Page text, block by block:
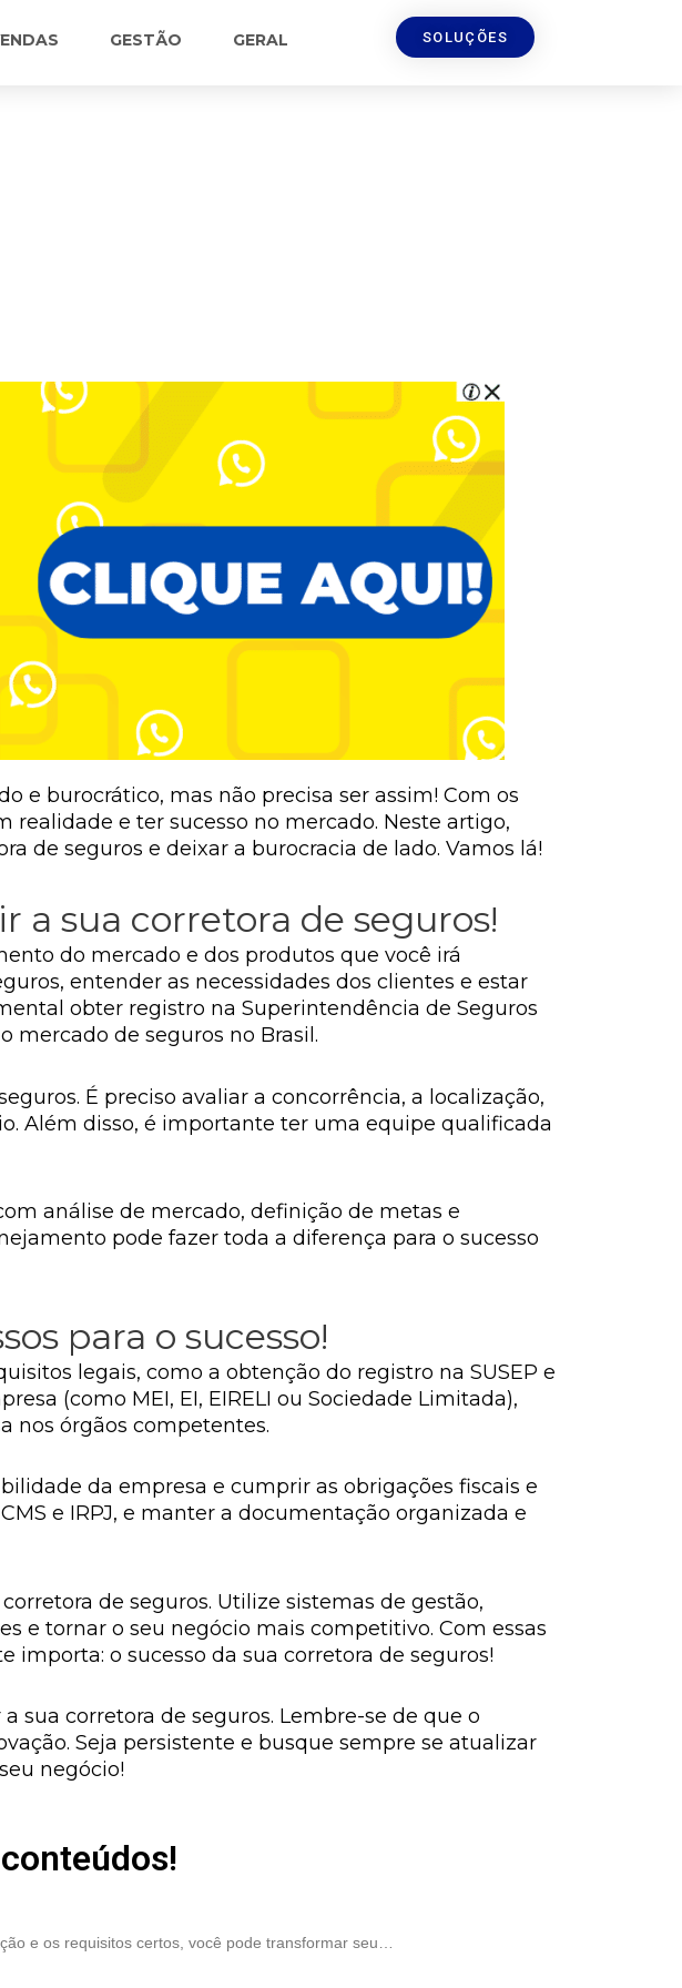
GESTÃO GERAL SOLUÇÕES
e burocrático, mas não precisa ser assim! Com os
realidade e ter sucesso no mercado. Neste artigo,
de seguros e deixar a burocracia de lado. Vamos lá!
a sua corretora de seguros!
do mercado e dos produtos que você irá
entender as necessidades dos clientes e estar
obter registro na Superintendência de Seguros
mercado de seguros no Brasil.
É preciso avaliar a concorrência, a localização,
Além disso, é importante ter uma equipe qualificada
análise de mercado, definição de metas e
pode fazer toda a diferença para o sucesso
para o sucesso!
legais, como a obtenção do registro na SUSEP e
(como MEI, EI, EIRELI ou Sociedade Limitada),
nos órgãos competentes.
da empresa e cumprir as obrigações fiscais e
e IRPJ, e manter a documentação organizada e
de seguros. Utilize sistemas de gestão,
e tornar o seu negócio mais competitivo. Com essas
importa: o sucesso da sua corretora de seguros!
sua corretora de seguros. Lembre-se de que o
Seja persistente e busque sempre se atualizar
negócio!
e os requisitos certos, você pode transformar seu…